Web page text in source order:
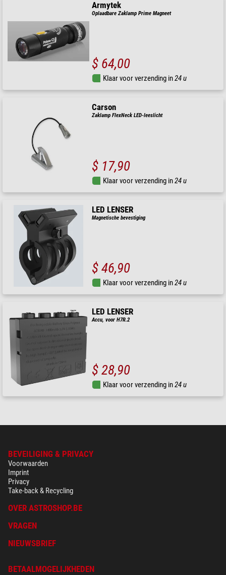
Armytek
Oplaadbare Zaklamp Prime Magneet
$ 64,00
Klaar voor verzending in24 u
Carson
Zaklamp FlexNeck LED-leeslicht
$ 17,90
Klaar voor verzending in24 u
LED LENSER
Magnetische bevestiging
$ 46,90
Klaar voor verzending in24 u
LED LENSER
Accu, voor H7R.2
$ 28,90
Klaar voor verzending in24 u
BEVEILIGING & PRIVACY
Voorwaarden
Imprint
Privacy
Take-back & Recycling
OVER ASTROSHOP.BE
VRAGEN
NIEUWSBRIEF
BETAALMOGELIJKHEDEN